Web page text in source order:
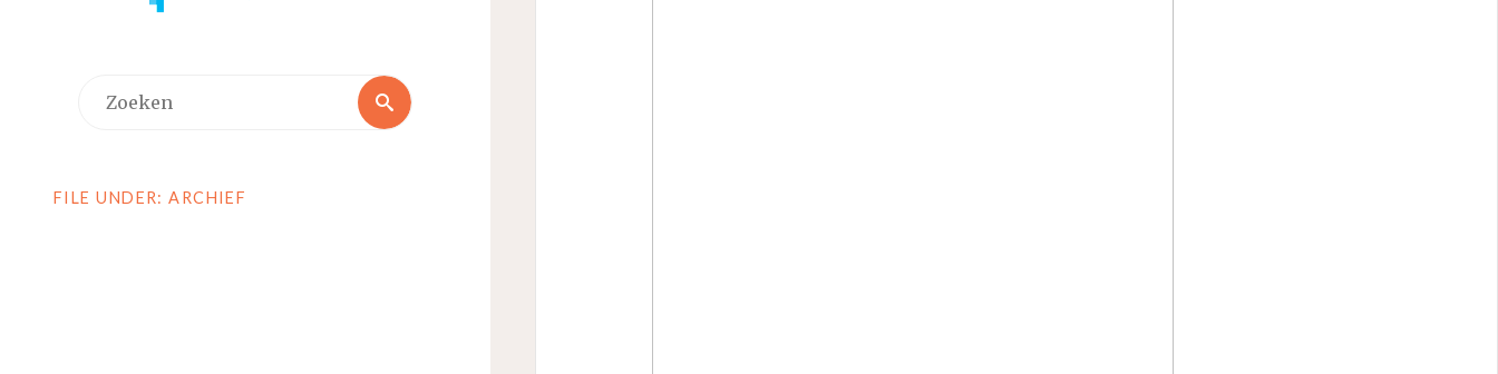
Zoeken
FILE UNDER: ARCHIEF